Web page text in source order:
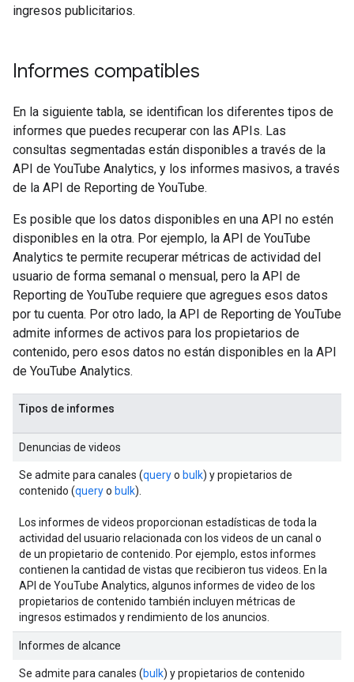
ingresos publicitarios.
Informes compatibles
En la siguiente tabla, se identifican los diferentes tipos de
informes que puedes recuperar con las APIs. Las
consultas segmentadas están disponibles a través de la
API de YouTube Analytics, y los informes masivos, a través
de la API de Reporting de YouTube.
Es posible que los datos disponibles en una API no estén
disponibles en la otra. Por ejemplo, la API de YouTube
Analytics te permite recuperar métricas de actividad del
usuario de forma semanal o mensual, pero la API de
Reporting de YouTube requiere que agregues esos datos
por tu cuenta. Por otro lado, la API de Reporting de YouTube
admite informes de activos para los propietarios de
contenido, pero esos datos no están disponibles en la API
de YouTube Analytics.
Tipos de informes
Denuncias de videos
Se admite para canales (queryo bulk) y propietarios de
contenido (queryo bulk).
Los informes de videos proporcionan estadísticas de toda la
actividad del usuario relacionada con los videos de un canal o
de un propietario de contenido. Por ejemplo, estos informes
contienen la cantidad de vistas que recibieron tus videos. En la
API de YouTube Analytics, algunos informes de video de los
propietarios de contenido también incluyen métricas de
ingresos estimados y rendimiento de los anuncios.
Informes de alcance
Se admite para canales (bulk) y propietarios de contenido